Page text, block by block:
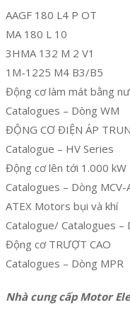
AAGF 180 L4 P OT
MA 180 L 10
3HMA 132 M 2 V1
1M-1225 M4 B3/B5
Động cơ làm mát bằng
Catalogues – Dòng WM
ĐỘNG CƠ ĐIỆN ÁP
Catalogue – HV Series
Động cơ lên ​​tới 1.000 kW
Catalogues – Dòng MCV-
ATEX Motors bụi và khí
Catalogue/ Catalogues –
Động cơ TRƯỢT CAO
Catalogues – Dòng MPR
Nhà cung cấp Motor